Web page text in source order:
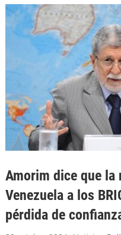
Amorim dice que la
Venezuela a los
pérdida de